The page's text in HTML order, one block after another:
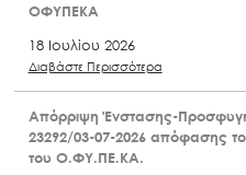
ΟΦΥΠΕΚΑ
18 Ιουλίου 2026
Διαβάστε Περισσότερα
Απόρριψη Ένστασης-
23292/03-07-2026 απόφασης
του Ο.ΦΥ.ΠΕ.ΚΑ.